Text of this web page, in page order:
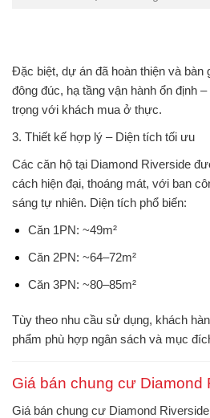
Đặc biệt, dự án đã hoàn thiện và bàn
đông đúc, hạ tầng vận hành ổn định
trọng với khách mua ở thực.
3. Thiết kế hợp lý – Diện tích tối ưu
Các căn hộ tại Diamond Riverside
cách hiện đại, thoáng mát, với ban
sáng tự nhiên. Diện tích phổ biến:
Căn 1PN: ~49m²
Căn 2PN: ~64–72m²
Căn 3PN: ~80–85m²
Tùy theo nhu cầu sử dụng, khách
phẩm phù hợp ngân sách và mục
Giá bán chung cư Diamond
Giá bán chung cư Diamond Riverside